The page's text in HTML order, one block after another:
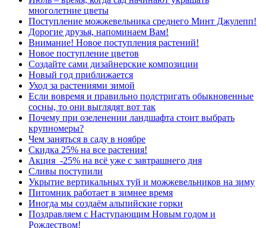
многолетние цветы
Поступление можжевельника среднего Минт Джулепп!
Дорогие друзья, напоминаем Вам!
Внимание! Новое поступления растений!
Новое поступление цветов
Создайте сами дизайнерские композиции
Новый год приближается
Уход за растениями зимой
Если вовремя и правильно подстригать обыкновенные
сосны, то они выглядят вот так
Почему при озеленении ландшафта стоит выбрать
крупномеры?
Чем заняться в саду в ноябре
Скидка 25% на все растения!
Акция -25% на всё уже с завтрашнего дня
Сливы поступили
Укрытие вертикальных туй и можжевельников на зиму
Питомник работает в зимнее время
Иногда мы создаём альпийские горки
Поздравляем с Наступающим Новым годом и
Рождеством!